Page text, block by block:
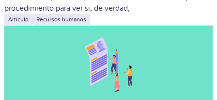
procedimiento para ver si, de verdad,
Artículo Recursos humanos